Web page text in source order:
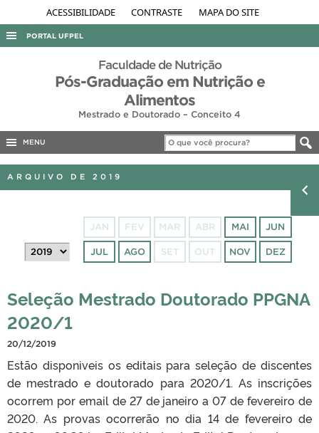
ACESSIBILIDADE CONTRASTE MAPA DO SITE
PORTAL UFPEL
ACESSO À INFORMAÇÃO
AUDITORIA
CONCURSOS
INTERNACIONAL
TELEFONES
Faculdade de Nutrição
Pós-Graduação em Nutrição e
Alimentos
Mestrado e Doutorado – Conceito 4
MENU
ARQUIVO DE 2019
JAN FEV MAR ABR MAI JUN
JUL AGO SET OUT NOV DEZ
Seleção Mestrado Doutorado PPGNA
2020/1
20/12/2019
Estão disponiveis os editais para seleção de discentes
de mestrado e doutorado para 2020/1. As inscrições
ocorrem por email de 27 de janeiro a 07 de fevereiro de
2020. As provas ocorrerão no dia 14 de fevereiro de